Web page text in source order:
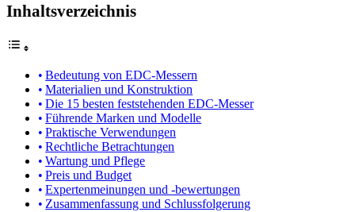
Inhaltsverzeichnis
Bedeutung von EDC-Messern
Materialien und Konstruktion
Die 15 besten feststehenden EDC-Messer
Führende Marken und Modelle
Praktische Verwendungen
Rechtliche Betrachtungen
Wartung und Pflege
Preis und Budget
Expertenmeinungen und -bewertungen
Zusammenfassung und Schlussfolgerung